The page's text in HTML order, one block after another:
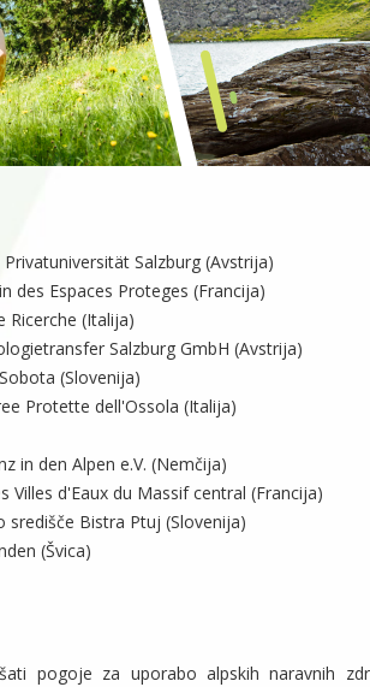
Salzburg (Avstrija)
des Espaces Proteges (Francija)
Ricerche (Italija)
Salzburg GmbH (Avstrija)
(Slovenija)
Protette dell'Ossola (Italija)
in den Alpen e.V. (Nemčija)
Villes d'Eaux du Massif central (Francija)
središče Bistra Ptuj (Slovenija)
(Švica)
pogoje za uporabo alpskih naravnih